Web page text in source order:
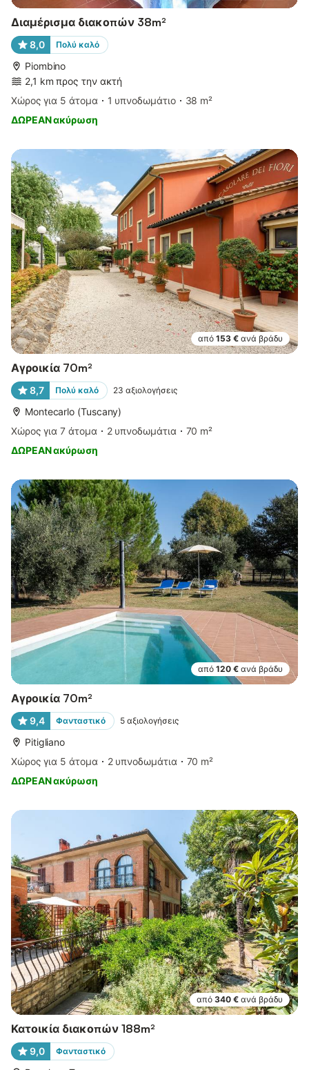
Διαμέρισμα διακοπών 38m²
8,0 Πολύ καλό
Piombino
2,1 km προς την ακτή
Χώρος για 5 άτομα
1 υπνοδωμάτιο
38 m²
ΔΩΡΕΑΝ ακύρωση
από 153 € ανά βράδυ
Αγροικία 70m²
8,7 Πολύ καλό 23 αξιολογήσεις
Montecarlo (Tuscany)
Χώρος για 7 άτομα
2 υπνοδωμάτια
70 m²
ΔΩΡΕΑΝ ακύρωση
από 120 € ανά βράδυ
Αγροικία 70m²
9,4 Φανταστικό 5 αξιολογήσεις
Pitigliano
Χώρος για 5 άτομα
2 υπνοδωμάτια
70 m²
ΔΩΡΕΑΝ ακύρωση
από 340 € ανά βράδυ
Κατοικία διακοπών 188m²
9,0 Φανταστικό